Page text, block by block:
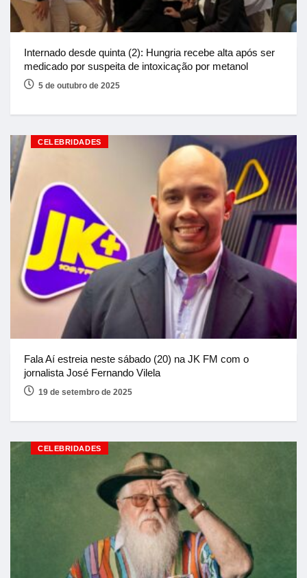
Internado desde quinta (2): Hungria recebe alta após ser
medicado por suspeita de intoxicação por metanol
5 de outubro de 2025
CELEBRIDADES
Fala Aí estreia neste sábado (20) na JK FM com o
jornalista José Fernando Vilela
19 de setembro de 2025
CELEBRIDADES